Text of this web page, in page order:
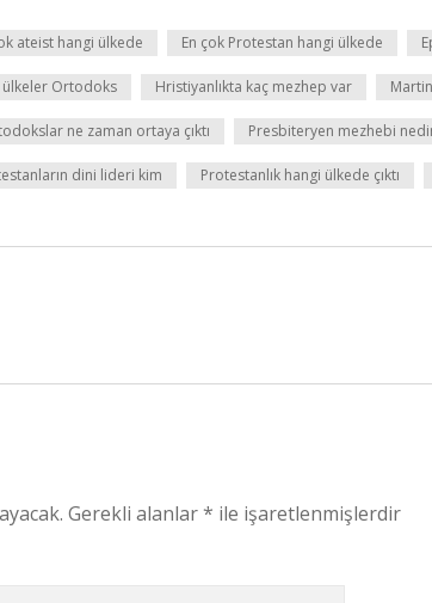
ateist hangi ülkede En çok Protestan hangi ülkede
ülkeler Ortodoks Hristiyanlıkta kaç mezhep var
ne zaman ortaya çıktı Presbiteryen mezhebi
dini lideri kim Protestanlık hangi ülkede çıktı
Gerekli alanlar* ile işaretlenmişlerdir